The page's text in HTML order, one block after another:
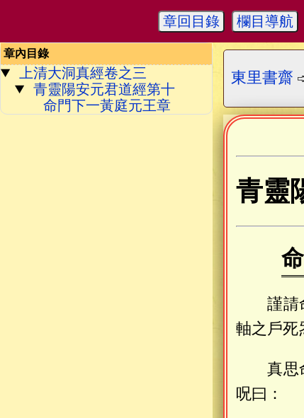
章回目錄 欄目導航
章內目錄
上清大洞真經卷之三
青靈陽安元君道經第十
命門下一黃庭元王章
東里書齋
青靈
謹請
軸之戶死
真思
呪曰：